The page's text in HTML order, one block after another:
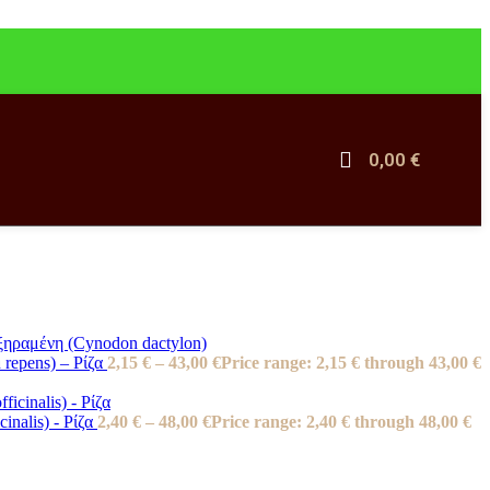
Δημητριακά Πρωινού
Γκρανόλα
Σάλτσες
Έλαια - Καλλυντικά
0,00 €
– Ρίζα 2,15 € – 43,00 €Price range: 2,15 € through 43,00 €
- Ρίζα 2,40 € – 48,00 €Price range: 2,40 € through 48,00 €